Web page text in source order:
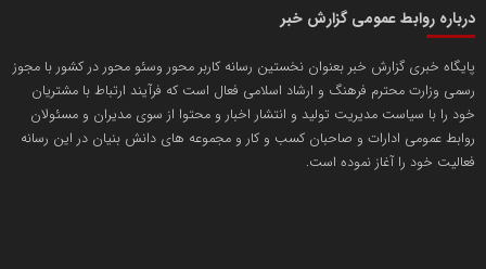
تریبون
درباره روابط عمومی گزارش خبر
پایگاه خبری گزارش خبر بعنوان نخستین رسانه کاربر محور وسئو محور در کشور با مجوز
رسمی وزارت محترم فرهنگ و ارشاد اسلامی فعال است که فرآیند ارتباط با مشتریان
خود را با سیاست مدیریت تولید و انتشار اخبار و محتوا از سوی مدیران و مسئولان
روابط عمومی ادارات و صاحبان کسب و کار و مجموعه های دانش بنیان در این رسانه
فعالیت خود را آغاز نموده است.